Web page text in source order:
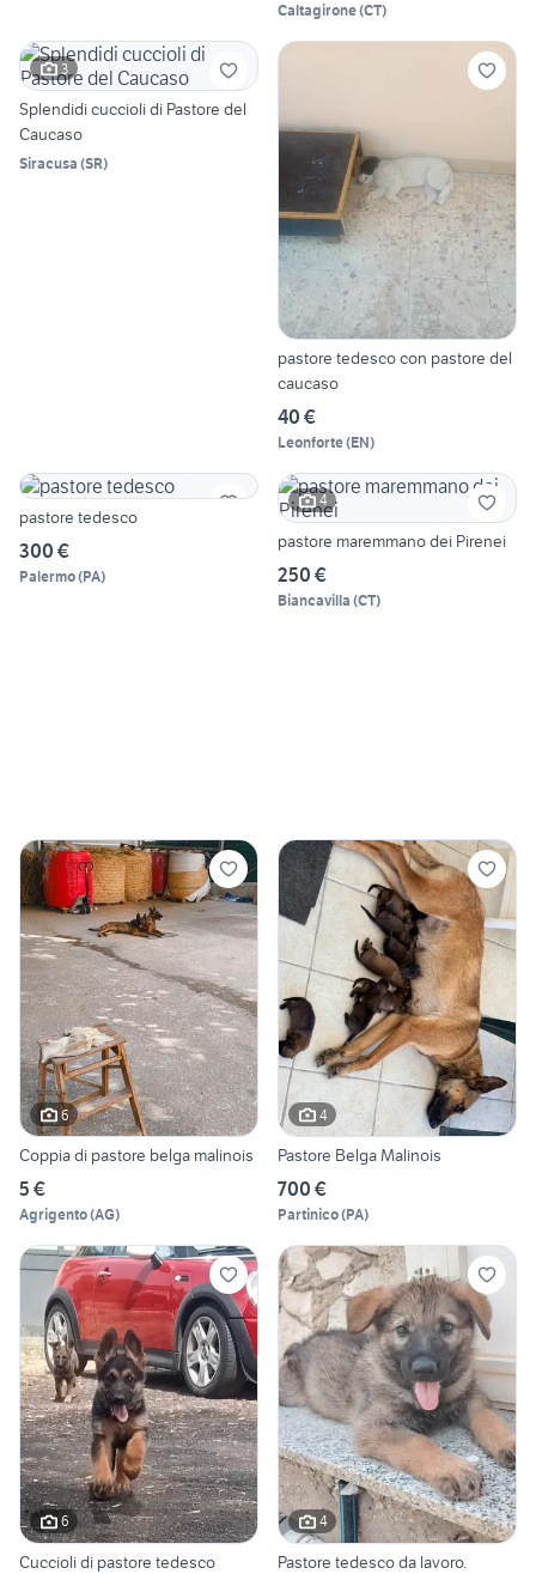
Caltagirone(CT)
3
Splendidi cuccioli di Pastore del
Caucaso
Siracusa (SR)
pastore tedesco con pastore del
caucaso
40 €
Leonforte(EN)
pastore tedesco
300 €
Palermo(PA)
4
pastore maremmano dei Pirenei
250 €
Biancavilla (CT)
6
Coppia di pastore belga malinois
5 €
Agrigento(AG)
4
Pastore Belga Malinois
700 €
Partinico(PA)
6
Cuccioli di pastore tedesco
4
Pastore tedesco da lavoro.